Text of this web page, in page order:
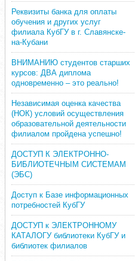
Реквизиты банка для оплаты
обучения и других услуг
филиала КубГУ в г. Славянске-
на-Кубани
ВНИМАНИЮ студентов старших
курсов: ДВА диплома
одновременно – это реально!
Независимая оценка качества
(НОК) условий осуществления
образовательной деятельности
филиалом пройдена успешно!
ДОСТУП К ЭЛЕКТРОННО-
БИБЛИОТЕЧНЫМ СИСТЕМАМ
(ЭБС)
Доступ к Базе информационных
потребностей КубГУ
ДОСТУП к ЭЛЕКТРОННОМУ
КАТАЛОГУ библиотеки КубГУ и
библиотек филиалов